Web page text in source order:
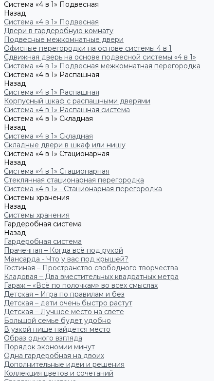
Система «4 в 1» Подвесная
Назад
Система «4 в 1» Подвесная
Двери в гардеробную комнату
Подвесные межкомнатные двери
Офисные перегородки на основе системы 4 в 1
Сдвижная дверь на основе подвесной системы «4 в 1»
Система «4 в 1» Подвесная межкомнатная перегородка
Система «4 в 1» Распашная
Назад
Система «4 в 1» Распашная
Корпусный шкаф с распашными дверями
Система «4 в 1» Распашная система
Система «4 в 1» Складная
Назад
Система «4 в 1» Складная
Складные двери в шкаф или нишу
Система «4 в 1» Стационарная
Назад
Система «4 в 1» Стационарная
Стеклянная стационарная перегородка
Система «4 в 1» - Стационарная перегородка
Системы хранения
Назад
Системы хранения
Гардеробная система
Назад
Гардеробная система
Прачечная – Когда всё под рукой
Мансарда - Что у вас под крышей?
Гостиная – Пространство свободного творчества
Кладовая – Два вместительных квадратных метра
Гараж – «Всё по полочкам» во всех смыслах
Детская – Игра по правилам и без
Детская – дети очень быстро растут
Детская – Лучшее место на свете
Большой семье будет удобно
В узкой нише найдется место
Образ одного взгляда
Порядок экономии минут
Одна гардеробная на двоих
Дополнительные идеи и решения
Коллекция цветов и сочетаний